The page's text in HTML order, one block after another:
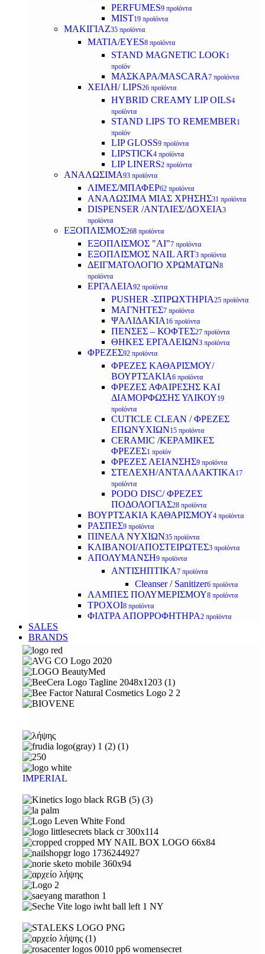
PERFUMES9 προϊόντα
MIST19 προϊόντα
ΜΑΚΙΓΙΑΖ35 προϊόντα
ΜΑΤΙΑ/EYES8 προϊόντα
STAND MAGNETIC LOOK1
προϊόν
ΜΑΣΚΑΡΑ/MASCARA7 προϊόντα
ΧΕΙΛΗ/ LIPS26 προϊόντα
HYBRID CREAMY LIP OILS4
προϊόντα
STAND LIPS TO REMEMBER 1
προϊόν
LIP GLOSS9 προϊόντα
LIPSTICK4 προϊόντα
LIP LINERS2 προϊόντα
ΑΝΑΛΩΣΙΜΑ93 προϊόντα
ΛΙΜΕΣ/ΜΠΑΦΕΡ62 προϊόντα
ΑΝΑΛΩΣΙΜΑ ΜΙΑΣ ΧΡΗΣΗΣ31 προϊόντα
DISPENSER /ΑΝΤΛΙΕΣ/ΔΟΧΕΙΑ3
προϊόντα
ΕΞΟΠΛΙΣΜΟΣ268 προϊόντα
ΕΞΟΠΛΙΣΜΟΣ "AI"7 προϊόντα
ΕΞΟΠΛΙΣΜΟΣ NAIL ART3 προϊόντα
ΔΕΙΓΜΑΤΟΛΟΓΙΟ ΧΡΩΜΑΤΩΝ8
προϊόντα
ΕΡΓΑΛΕΙΑ92 προϊόντα
PUSHER -ΣΠΡΩΧΤΗΡΙΑ25 προϊόντα
ΜΑΓΝΗΤΕΣ7 προϊόντα
ΨΑΛΙΔΑΚΙΑ 16 προϊόντα
ΠΕΝΣΕΣ – ΚΟΦΤΕΣ27 προϊόντα
ΘΗΚΕΣ ΕΡΓΑΛΕΙΩΝ3 προϊόντα
ΦΡΕΖΕΣ92 προϊόντα
ΦΡΕΖΕΣ ΚΑΘΑΡΙΣΜΟΥ/
ΒΟΥΡΤΣΑΚΙΑ6 προϊόντα
ΦΡΕΖΕΣ ΑΦΑΙΡΕΣΗΣ ΚΑΙ
ΔΙΑΜΟΡΦΩΣΗΣ ΥΛΙΚΟΥ19
προϊόντα
CUTICLE CLEAN / ΦΡΕΖΕΣ
ΕΠΩΝΥΧΙΩΝ15 προϊόντα
CERAMIC /ΚΕΡΑΜΙΚΕΣ
ΦΡΕΖΕΣ1 προϊόν
ΦΡΕΖΕΣ ΛΕΙΑΝΣΗΣ9 προϊόντα
ΣΤΕΛΕΧΗ/ΑΝΤΑΛΛΑΚΤΙΚΑ 17
προϊόντα
PODO DISC/ ΦΡΕΖΕΣ
ΠΟΔΟΛΟΓΙΑΣ28 προϊόντα
ΒΟΥΡΤΣΑΚΙΑ ΚΑΘΑΡΙΣΜΟΥ4 προϊόντα
ΡΑΣΠΕΣ9 προϊόντα
ΠΙΝΕΛΑ ΝΥΧΙΩΝ35 προϊόντα
ΚΛΙΒΑΝΟΙ/ΑΠΟΣΤΕΙΡΩΤΕΣ3 προϊόντα
ΑΠΟΛΥΜΑΝΣΗ9 προϊόντα
ΑΝΤΙΣΗΠΤΙΚΑ7 προϊόντα
Cleanser / Sanitizer6 προϊόντα
ΛΑΜΠΕΣ ΠΟΛΥΜΕΡΙΣΜΟΥ8 προϊόντα
ΤΡΟΧΟΙ8 προϊόντα
ΦΙΛΤΡΑ ΑΠΟΡΡΟΦΗΤΗΡΑ2 προϊόντα
SALES
BRANDS
IMPERIAL